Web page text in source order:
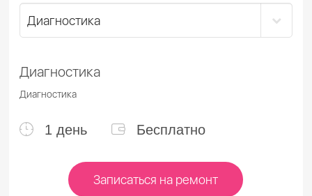
Диагностика
Диагностика
1 день Бесплатно
Записаться на ремонт